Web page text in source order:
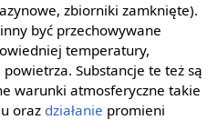
zbiorniki zamknięte).
być przechowywane
temperatury,
Substancje te też są
warunki atmosferyczne takie
oraz działanie promieni